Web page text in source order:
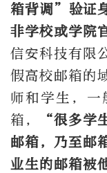
箱背调”验证
非学校或学院
信安科技有限
假高校邮箱的
师和学生，一
箱，
“很多学
邮箱，乃至邮
业生的邮箱被